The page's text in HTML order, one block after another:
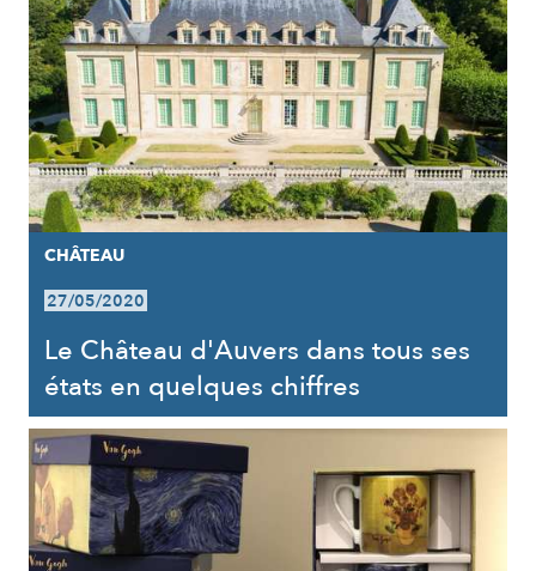
CHÂTEAU
27/05/2020
Le Château d'Auvers dans tous ses
états en quelques chiffres